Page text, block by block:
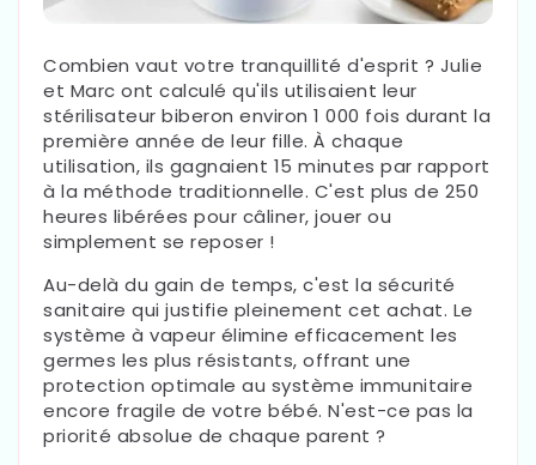
Combien vaut votre tranquillité d'esprit ? Julie
et Marc ont calculé qu'ils utilisaient leur
stérilisateur biberon environ 1 000 fois durant la
première année de leur fille. À chaque
utilisation, ils gagnaient 15 minutes par rapport
à la méthode traditionnelle. C'est plus de 250
heures libérées pour câliner, jouer ou
simplement se reposer !
Au-delà du gain de temps, c'est la sécurité
sanitaire qui justifie pleinement cet achat. Le
système à vapeur élimine efficacement les
germes les plus résistants, offrant une
protection optimale au système immunitaire
encore fragile de votre bébé. N'est-ce pas la
priorité absolue de chaque parent ?